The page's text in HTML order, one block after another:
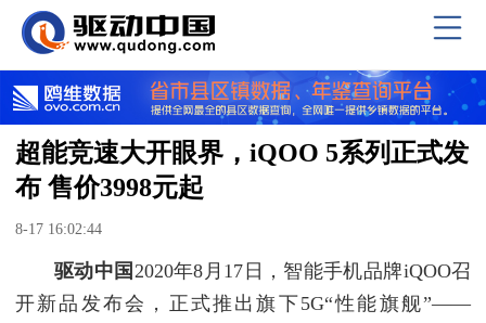
超能竞速大开眼界，iQOO 5系列正式发
布 售价3998元起
8-17 16:02:44
驱动中国 2020年8月17日，智能手机品牌iQOO召
开新品发布会，正式推出旗下5G“性能旗舰”——